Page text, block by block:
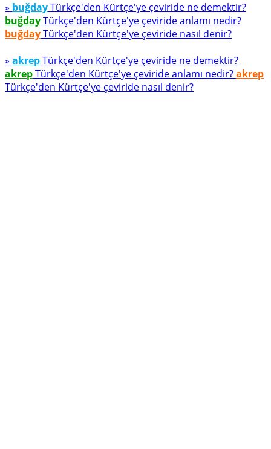
» buğdayTürkçe'den Kürtçe'ye çeviride ne demektir?
buğdayTürkçe'den Kürtçe'ye çeviride anlamı nedir?
buğdayTürkçe'den Kürtçe'ye çeviride nasıl denir?
» akrepTürkçe'den Kürtçe'ye çeviride ne demektir?
akrepTürkçe'den Kürtçe'ye çeviride anlamı nedir?akrep
Türkçe'den Kürtçe'ye çeviride nasıl denir?